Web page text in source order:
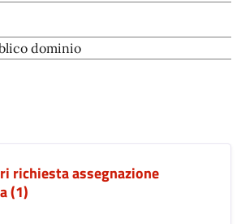
dominio
richiesta assegnazione
(1)